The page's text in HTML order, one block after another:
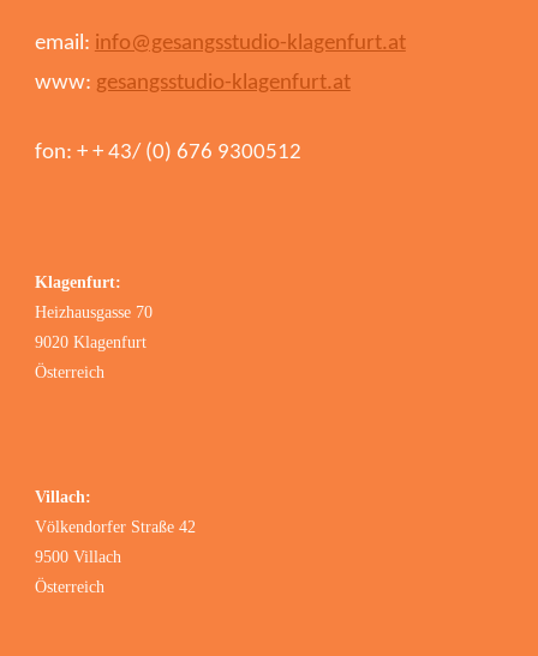
email: info@gesangsstudio-klagenfurt.at
www: gesangsstudio-klagenfurt.at
fon: + + 43/ (0) 676 9300512
Klagenfurt:
Heizhausgasse 70
9020 Klagenfurt
Österreich
Villach:
Völkendorfer Straße 42
9500 Villach
Österreich